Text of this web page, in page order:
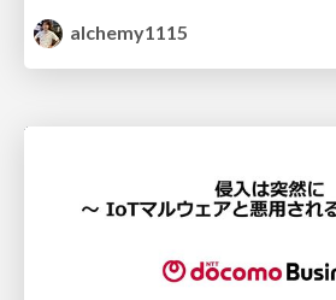
alchemy1115